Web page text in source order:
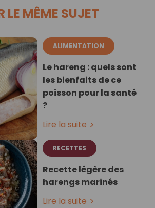
LE MÊME SUJET
ALIMENTATION
Le hareng : quels sont
les bienfaits de ce
poisson pour la santé
?
Lire la suite
RECETTES
Recette légère des
harengs marinés
Lire la suite